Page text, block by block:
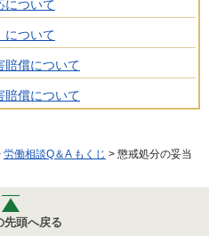
について
について
賠償について
賠償について
労働相談Q＆A もくじ > 懲戒処分の妥当
先頭へ戻る